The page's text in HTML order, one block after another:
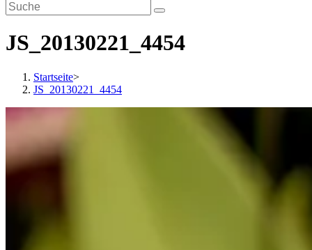
JS_20130221_4454
Startseite>
JS_20130221_4454